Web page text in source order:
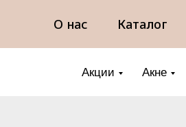
О нас Каталог
Акции Акне